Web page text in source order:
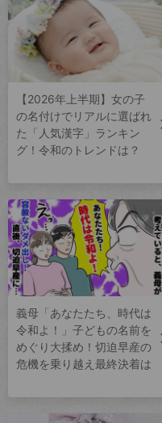
【2026年上半期】女の子
の名付けでリアルに選ばれ
た「人気漢字」ランキン
グ！令和のトレンドは？
義母「あなたたち、時代は
令和よ！」子どもの名前を
めぐり大揉め！切迫早産の
危機を乗り越え最終決着は